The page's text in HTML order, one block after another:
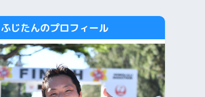
ふじたんのプロフィール